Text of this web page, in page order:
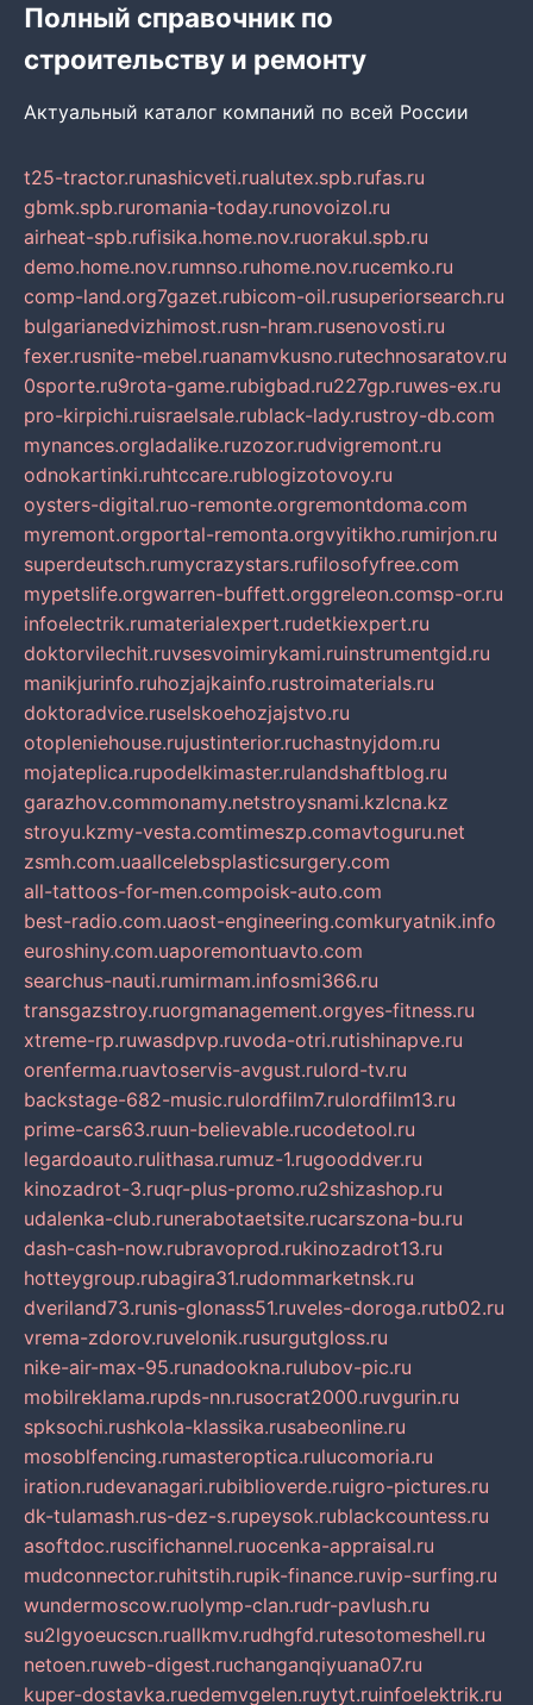
Полный справочник по
строительству и ремонту
Актуальный каталог компаний по всей России
t25-tractor.runashicveti.rualutex.spb.rufas.ru
gbmk.spb.ruromania-today.runovoizol.ru
airheat-spb.rufisika.home.nov.ruorakul.spb.ru
demo.home.nov.rumnso.ruhome.nov.rucemko.ru
comp-land.org7gazet.rubicom-oil.rusuperiorsearch.ru
bulgarianedvizhimost.rusn-hram.rusenovosti.ru
fexer.rusnite-mebel.ruanamvkusno.rutechnosaratov.ru
0sporte.ru9rota-game.rubigbad.ru227gp.ruwes-ex.ru
pro-kirpichi.ruisraelsale.rublack-lady.rustroy-db.com
mynances.orgladalike.ruzozor.rudvigremont.ru
odnokartinki.ruhtccare.rublogizotovoy.ru
oysters-digital.ruo-remonte.orgremontdoma.com
myremont.orgportal-remonta.orgvyitikho.rumirjon.ru
superdeutsch.rumycrazystars.rufilosofyfree.com
mypetslife.orgwarren-buffett.orggreleon.comsp-or.ru
infoelectrik.rumaterialexpert.rudetkiexpert.ru
doktorvilechit.ruvsesvoimirykami.ruinstrumentgid.ru
manikjurinfo.ruhozjajkainfo.rustroimaterials.ru
doktoradvice.ruselskoehozjajstvo.ru
otopleniehouse.rujustinterior.ruchastnyjdom.ru
mojateplica.rupodelkimaster.rulandshaftblog.ru
garazhov.commonamy.netstroysnami.kzlcna.kz
stroyu.kzmy-vesta.comtimeszp.comavtoguru.net
zsmh.com.uaallcelebsplasticsurgery.com
all-tattoos-for-men.compoisk-auto.com
best-radio.com.uaost-engineering.comkuryatnik.info
euroshiny.com.uaporemontuavto.com
searchus-nauti.rumirmam.infosmi366.ru
transgazstroy.ruorgmanagement.orgyes-fitness.ru
xtreme-rp.ruwasdpvp.ruvoda-otri.rutishinapve.ru
orenferma.ruavtoservis-avgust.rulord-tv.ru
backstage-682-music.rulordfilm7.rulordfilm13.ru
prime-cars63.ruun-believable.rucodetool.ru
legardoauto.rulithasa.rumuz-1.rugooddver.ru
kinozadrot-3.ruqr-plus-promo.ru2shizashop.ru
udalenka-club.runerabotaetsite.rucarszona-bu.ru
dash-cash-now.rubravoprod.rukinozadrot13.ru
hotteygroup.rubagira31.rudommarketnsk.ru
dveriland73.runis-glonass51.ruveles-doroga.rutb02.ru
vrema-zdorov.ruvelonik.rusurgutgloss.ru
nike-air-max-95.runadookna.rulubov-pic.ru
mobilreklama.rupds-nn.rusocrat2000.ruvgurin.ru
spksochi.rushkola-klassika.rusabeonline.ru
mosoblfencing.rumasteroptica.rulucomoria.ru
iration.rudevanagari.rubiblioverde.ruigro-pictures.ru
dk-tulamash.rus-dez-s.rupeysok.rublackcountess.ru
asoftdoc.ruscifichannel.ruocenka-appraisal.ru
mudconnector.ruhitstih.rupik-finance.ruvip-surfing.ru
wundermoscow.ruolymp-clan.rudr-pavlush.ru
su2lgyoeucscn.ruallkmv.rudhgfd.rutesotomeshell.ru
netoen.ruweb-digest.ruchanganqiyuana07.ru
kuper-dostavka.ruedemvgelen.ruytyt.ruinfoelektrik.ru